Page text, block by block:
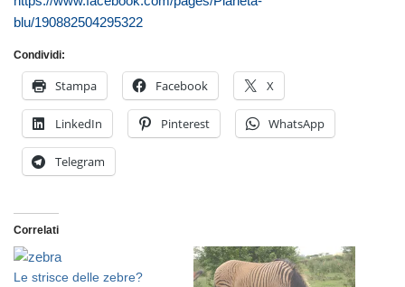
blu/190882504295322
Condividi:
Stampa Facebook X
LinkedIn Pinterest WhatsApp
Telegram
Correlati
Le strisce delle zebre?